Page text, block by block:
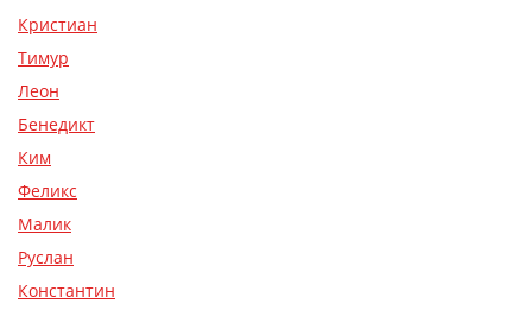
Кристиан
Тимур
Леон
Бенедикт
Ким
Феликс
Малик
Руслан
Константин